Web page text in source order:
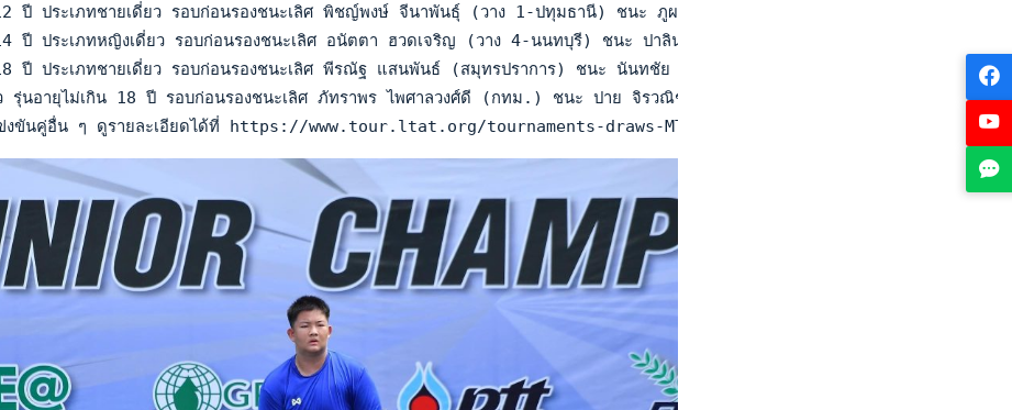
ปี ประเภทชายเดี่ยว รอบก่อนรองชนะเลิศ พิชญ์พงษ์ จีนาพันธุ์ (วาง 1-ปทุมธานี) ชนะ ภูผา กระแสร์เสียง (วาง 6-ปทุมธานี)
ปี ประเภทหญิงเดี่ยว รอบก่อนรองชนะเลิศ อนัตตา ฮวดเจริญ (วาง 4-นนทบุรี) ชนะ ปาลิน ตัณฑ์วิไล (กทม.) 4-1, 4-0 ปัฐน์ธิ
ปี ประเภทชายเดี่ยว รอบก่อนรองชนะเลิศ พีรณัฐ แสนพันธ์ (สมุทรปราการ) ชนะ นันทชัย อ่อนสี (กทม.) 4-1, 4-2 ปริญญา ด่านด
รุ่นอายุไม่เกิน 18 ปี รอบก่อนรองชนะเลิศ ภัทราพร ไพศาลวงศ์ดี (กทม.) ชนะ ปาย จิรวณิชย์เจริญ (นนทบุรี) 4-0, 4-0  วรันธร
ขันคู่อื่น ๆ ดูรายละเอียดได้ที่ https://www.tour.ltat.org/tournaments-draws-MTQ5OQ==.html